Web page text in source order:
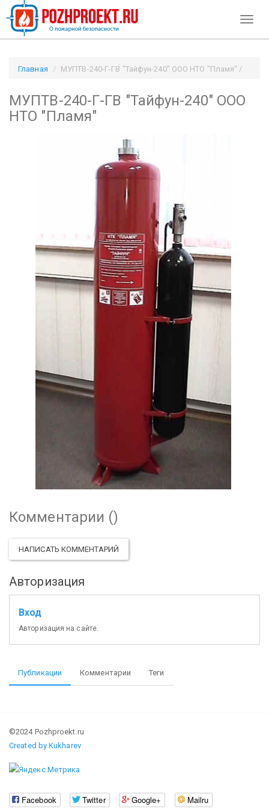
Главная
МУПТВ-240-Г-ГВ "Тайфун-240" ООО НТО "Пламя" /
МУПТВ-240-Г-ГВ "Тайфун-240" ООО
НТО "Пламя"
Комментарии ()
НАПИСАТЬ КОММЕНТАРИЙ
Авторизация
Вход
Авторизация на сайте.
Публикации Комментарии Теги
©2024 Pozhproekt.ru
Created by Kukharev
Facebook Twitter Google+ Mailru